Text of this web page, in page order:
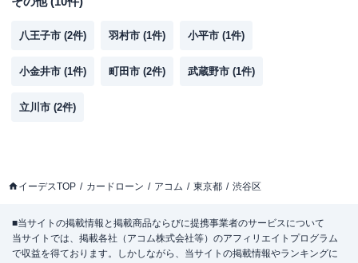
八王子市 (2件) 羽村市 (1件) 小平市 (1件)
小金井市 (1件) 町田市 (2件) 武蔵野市 (1件)
立川市 (2件)
イーデスTOP カードローン アコム 東京都 渋谷区
■当サイトの掲載情報と掲載商品ならびに提携事業者のサービスについて
当サイトでは、掲載各社（アコム株式会社等）のアフィリエイトプログラム
で収益を得ております。しかしながら、当サイトの掲載情報やランキングに